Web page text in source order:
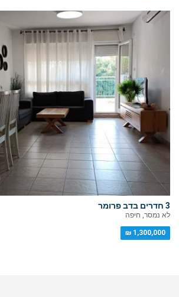
3 חדרים בדב פרומר
לא נמסר, חיפה
1,300,000 ₪